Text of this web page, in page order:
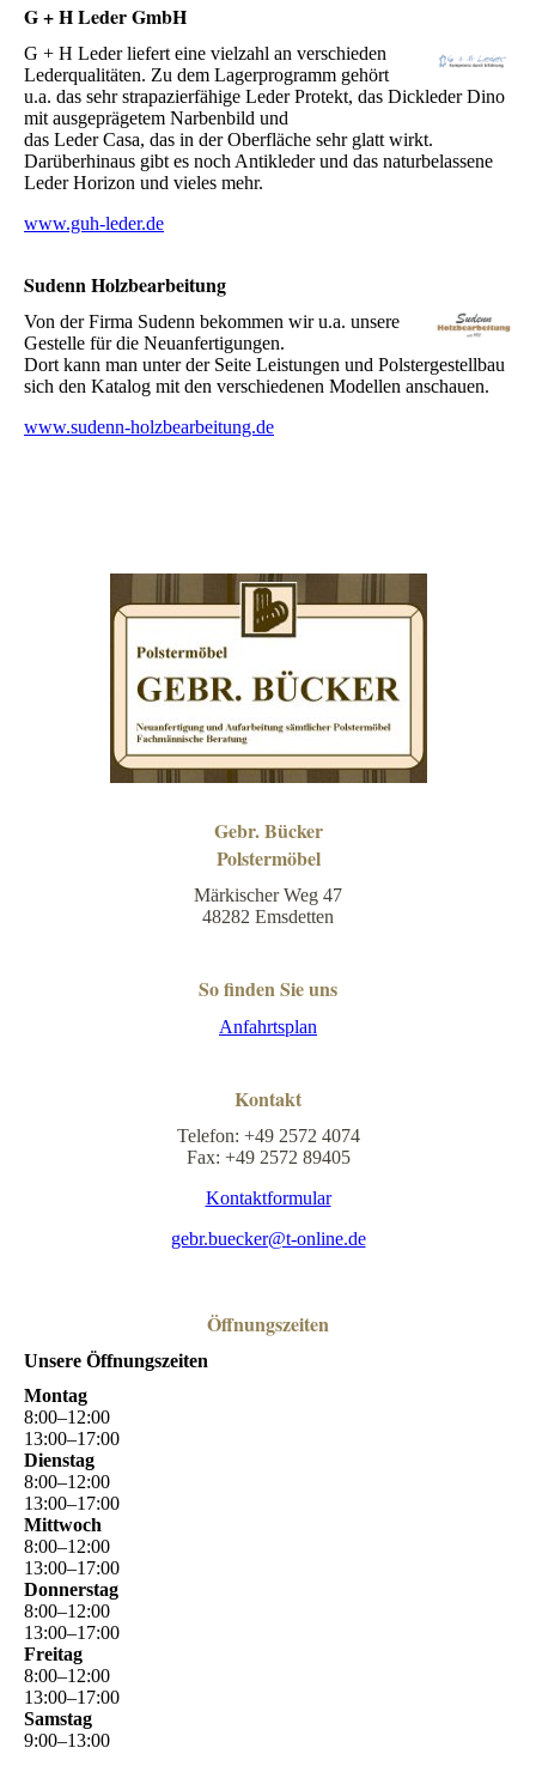
G + H Leder GmbH
G + H Leder liefert eine vielzahl an verschieden
Lederqualitäten. Zu dem Lagerprogramm gehört
u.a. das sehr strapazierfähige Leder Protekt, das Dickleder Dino
mit ausgeprägetem Narbenbild und
das Leder Casa, das in der Oberfläche sehr glatt wirkt.
Darüberhinaus gibt es noch Antikleder und das naturbelassene
Leder Horizon und vieles mehr.
www.guh-leder.de
Sudenn Holzbearbeitung
Von der Firma Sudenn bekommen wir u.a. unsere
Gestelle für die Neuanfertigungen.
Dort kann man unter der Seite Leistungen und Polstergestellbau
sich den Katalog mit den verschiedenen Modellen anschauen.
www.sudenn-holzbearbeitung.de
Gebr. Bücker
Polstermöbel
Märkischer Weg 47
48282 Emsdetten
So finden Sie uns
Anfahrtsplan
Kontakt
Telefon: +49 2572 4074
Fax: +49 2572 89405
Kontaktformular
gebr.buecker@t-online.de
Öffnungszeiten
Unsere Öffnungszeiten
Montag
8:00–12:00
13:00–17:00
Dienstag
8:00–12:00
13:00–17:00
Mittwoch
8:00–12:00
13:00–17:00
Donnerstag
8:00–12:00
13:00–17:00
Freitag
8:00–12:00
13:00–17:00
Samstag
9:00–13:00